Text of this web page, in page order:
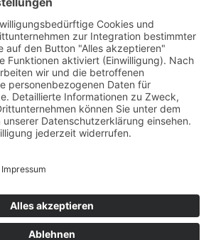
Berufsorientierung
Integrationskurse Weiterbildung
Jugendwohnen bei Kolping
Jugendwohnen Entenbachstraße
Landschaftsbau Raumvermietung
Offene Stellen Praktikum Soziale
Vorstand und Verwaltungsrat Qualität und
Intranet
80336 München
Impressum Datenschutz